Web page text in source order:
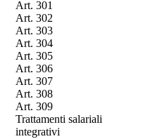
Art. 301
Art. 302
Art. 303
Art. 304
Art. 305
Art. 306
Art. 307
Art. 308
Art. 309
Trattamenti salariali
integrativi